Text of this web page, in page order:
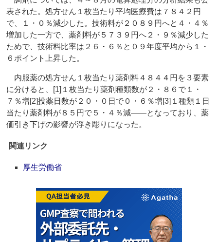
表された。処方せん１枚当たり平均医療費は７８４２円
で、１・０％減少した。技術料が２０８９円へと４・４％
増加した一方で、薬剤料が５７３９円へ２・９％減少した
ためで、技術料比率は２６・６％と０９年度平均から１・
６ポイント上昇した。
内服薬の処方せん１枚当たり薬剤料４８４４円を３要素
に分けると、[1]１枚当たり薬剤種類数が２・８６で１・
７％増[2]投薬日数が２０・０日で０・６％増[3]１種類１日
当たり薬剤料が８５円で５・４％減――となっており、薬
価引き下げの影響が浮き彫りになった。
関連リンク
厚生労働省